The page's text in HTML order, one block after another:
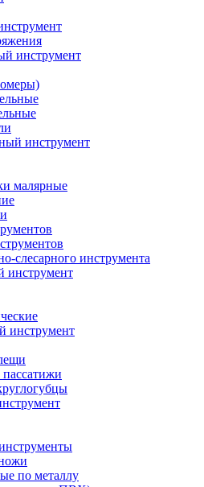
инструмент
инструмент
малярные
слесарного инструмента
инструмент
инструмент
по металлу